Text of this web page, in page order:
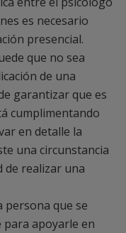
es necesario
presencial.
que no sea
de una
garantizar que es
cumplimentando
en detalle la
una circunstancia
de realizar una
persona que se
apoyarle en